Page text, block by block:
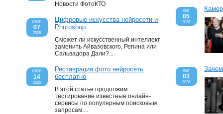
Новости ФотоКТО
ИЮЛ
07
2026
Цифровые искусства нейросети и
Photoshop
Сможет ли искусственный интеллект
заменить Айвазовского, Репина или
Сальвадора Дали?...
ИЮН
14
2026
Реставрация фото нейросеть
бесплатно
В этой статье продолжим
тестирование известные онлайн-
сервисы по популярным поисковым
запросам....
АВГ
05
2026
АВГ
03
2026